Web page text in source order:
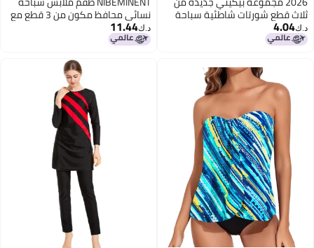
ثلاث قطع شورتات شاطئية سباحة
للنساء
د.ك‏4.04
نسائي محافظ مكون من 3 قطع مع
تصميم مقسوم لحماية من الشمس
و تنورة للبحر
د.ك‏11.44